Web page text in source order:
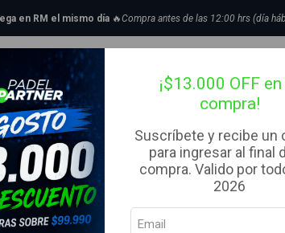
¡$13.000 OFF
compra!
Suscríbete y recibe un
para ingresar al final
compra. Valido por
2026
Bolsos Complementos
en RM el mismo día 🔥Compra antes de las 12:00 hrs (día
Paleteros Paletero de pádel Bullpadel Hack Plata 23
Paletero de
Cantidad
Agregar a la lista de